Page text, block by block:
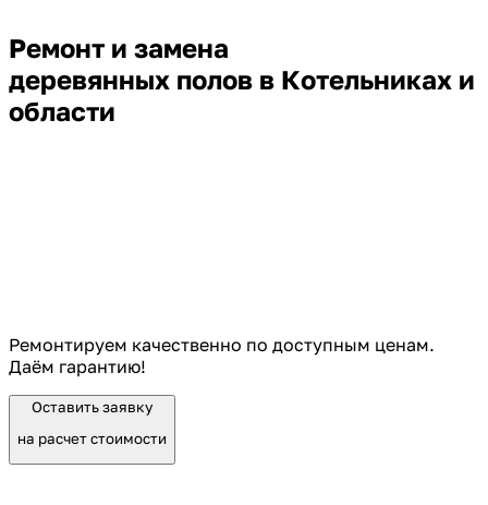
Ремонт и замена
деревянных полов в Котельниках и
области
Ремонтируем качественно по доступным ценам.
Даём гарантию!
Оставить заявку
на расчет стоимости